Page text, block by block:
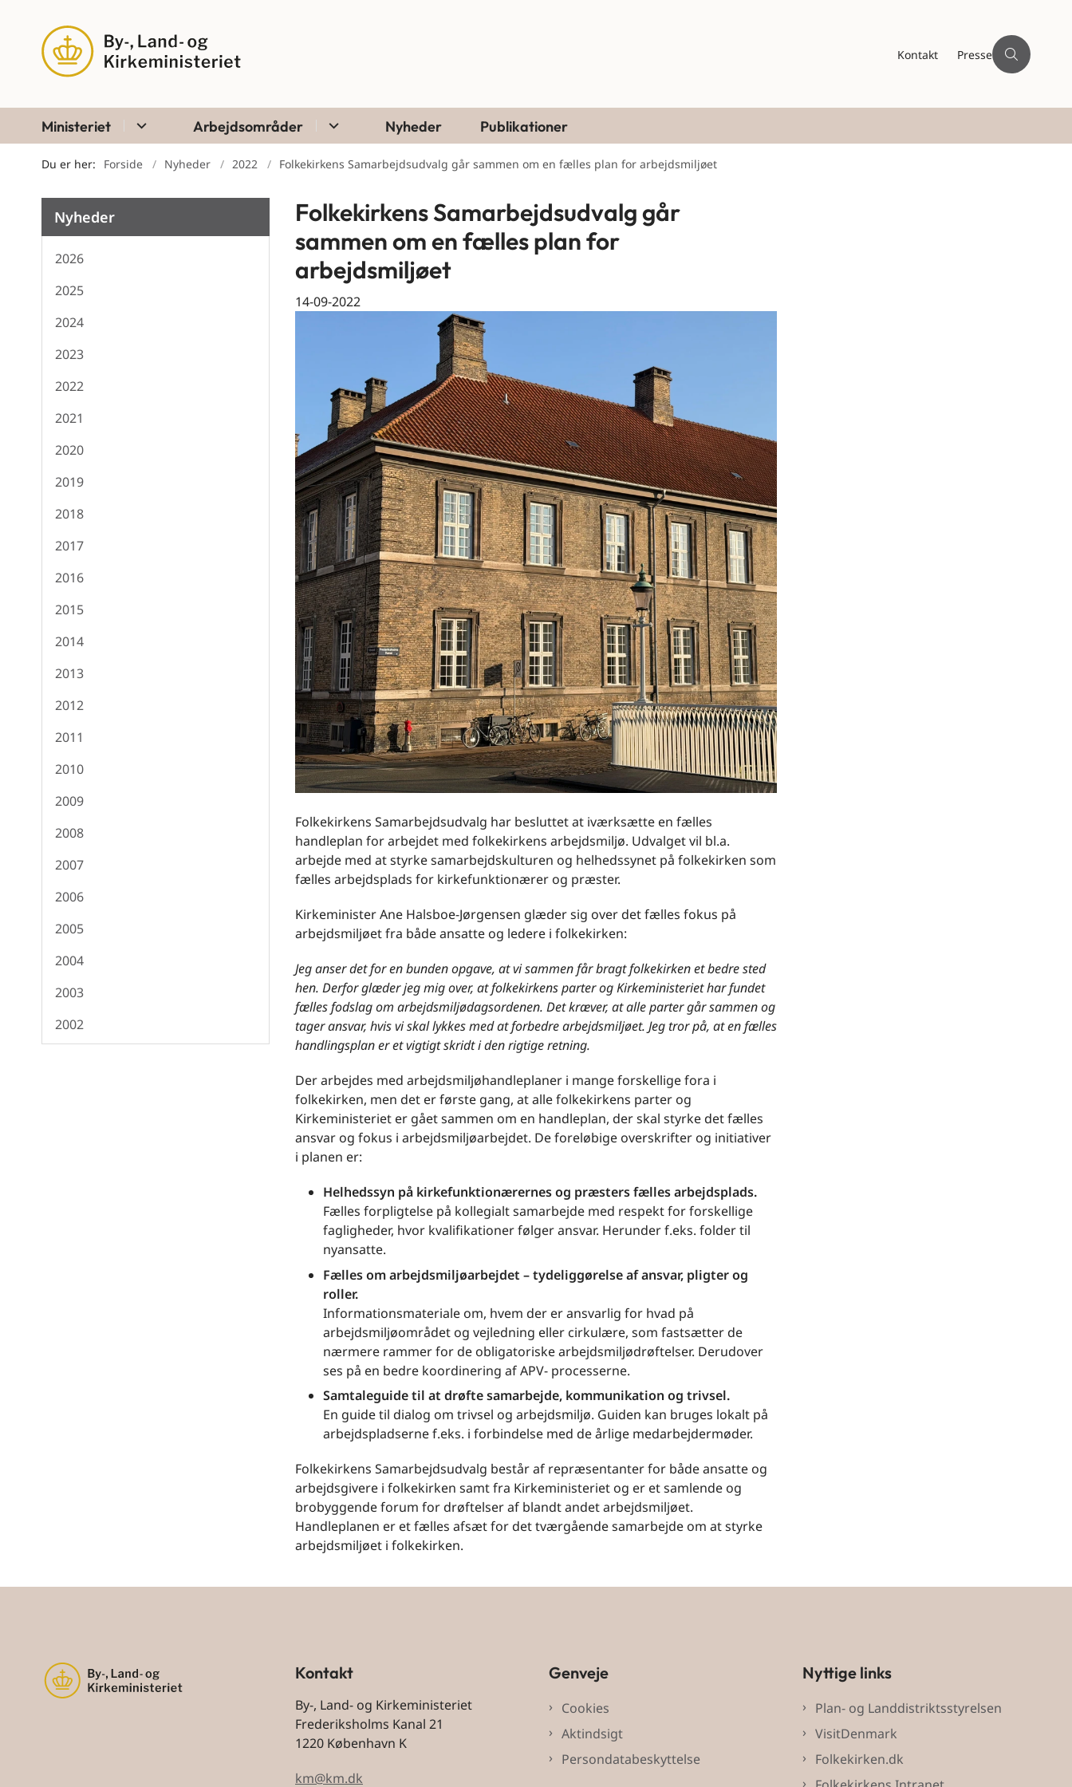
Kontakt Presse
Ministeriet Arbejdsområder Nyheder Publikationer
Du er her: Forside Nyheder 2022 Folkekirkens Samarbejdsudvalg går sammen om en fælles plan for arbejdsmiljøet
Nyheder
2026
2025
2024
2023
2022
2021
2020
2019
2018
2017
2016
2015
2014
2013
2012
2011
2010
2009
2008
2007
2006
2005
2004
2003
2002
Folkekirkens Samarbejdsudvalg går
sammen om en fælles plan for
arbejdsmiljøet
14-09-2022
Folkekirkens Samarbejdsudvalg har besluttet at iværksætte en fælles
handleplan for arbejdet med folkekirkens arbejdsmiljø. Udvalget vil bl.a.
arbejde med at styrke samarbejdskulturen og helhedssynet på folkekirken som
fælles arbejdsplads for kirkefunktionærer og præster.
Kirkeminister Ane Halsboe-Jørgensen glæder sig over det fælles fokus på
arbejdsmiljøet fra både ansatte og ledere i folkekirken:
Jeg anser det for en bunden opgave, at vi sammen får bragt folkekirken et bedre sted
hen. Derfor glæder jeg mig over, at folkekirkens parter og Kirkeministeriet har fundet
fælles fodslag om arbejdsmiljødagsordenen. Det kræver, at alle parter går sammen og
tager ansvar, hvis vi skal lykkes med at forbedre arbejdsmiljøet. Jeg tror på, at en fælles
handlingsplan er et vigtigt skridt i den rigtige retning.
Der arbejdes med arbejdsmiljøhandleplaner i mange forskellige fora i
folkekirken, men det er første gang, at alle folkekirkens parter og
Kirkeministeriet er gået sammen om en handleplan, der skal styrke det fælles
ansvar og fokus i arbejdsmiljøarbejdet. De foreløbige overskrifter og initiativer
i planen er:
Helhedssyn på kirkefunktionærernes og præsters fælles arbejdsplads.
Fælles forpligtelse på kollegialt samarbejde med respekt for forskellige
fagligheder, hvor kvalifikationer følger ansvar. Herunder f.eks. folder til
nyansatte.
Fælles om arbejdsmiljøarbejdet – tydeliggørelse af ansvar, pligter og
roller.
Informationsmateriale om, hvem der er ansvarlig for hvad på
arbejdsmiljøområdet og vejledning eller cirkulære, som fastsætter de
nærmere rammer for de obligatoriske arbejdsmiljødrøftelser. Derudover
ses på en bedre koordinering af APV- processerne.
Samtaleguide til at drøfte samarbejde, kommunikation og trivsel.
En guide til dialog om trivsel og arbejdsmiljø. Guiden kan bruges lokalt på
arbejdspladserne f.eks. i forbindelse med de årlige medarbejdermøder.
Folkekirkens Samarbejdsudvalg består af repræsentanter for både ansatte og
arbejdsgivere i folkekirken samt fra Kirkeministeriet og er et samlende og
brobyggende forum for drøftelser af blandt andet arbejdsmiljøet.
Handleplanen er et fælles afsæt for det tværgående samarbejde om at styrke
arbejdsmiljøet i folkekirken.
Kontakt
By-, Land- og Kirkeministeriet
Frederiksholms Kanal 21
1220 København K
km@km.dk
Genveje
Cookies
Aktindsigt
Persondatabeskyttelse
Nyttige links
Plan- og Landdistriktsstyrelsen
VisitDenmark
Folkekirken.dk